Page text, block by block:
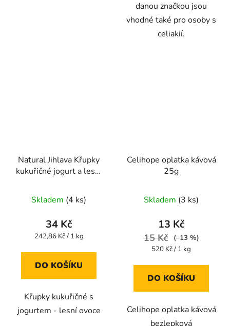
danou značkou jsou
vhodné také pro osoby s
celiakií.
Natural Jihlava Křupky
kukuřičné jogurt a lesní
hodnocení
produktu
je
z
Skladem (4 ks)
34 Kč
Měrná
242,86 Kč / 1 kg
DO KOŠÍKU
Křupky kukuřičné s
jogurtem - lesní ovoce
Celihope oplatka kávová
25g
hodnocení
produktu
je
5,0
5
Skladem (3 ks)
13 Kč
15 Kč
(–13 %)
Měrná
520 Kč / 1 kg
DO KOŠÍKU
Celihope oplatka kávová
bezlepková